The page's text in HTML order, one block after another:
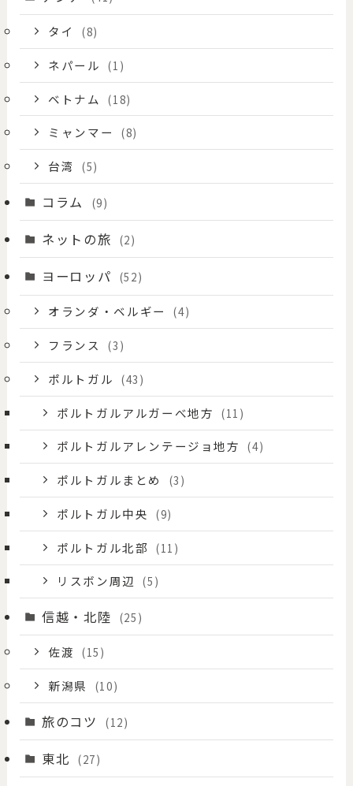
タイ (8)
ネパール (1)
ベトナム (18)
ミャンマー (8)
台湾 (5)
コラム (9)
ネットの旅 (2)
ヨーロッパ (52)
オランダ・ベルギー (4)
フランス (3)
ポルトガル (43)
ポルトガルアルガーべ地方 (11)
ポルトガルアレンテージョ地方 (4)
ポルトガルまとめ (3)
ポルトガル中央 (9)
ポルトガル北部 (11)
リスボン周辺 (5)
信越・北陸 (25)
佐渡 (15)
新潟県 (10)
旅のコツ (12)
東北 (27)